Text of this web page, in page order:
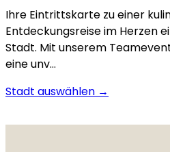
Ihre Eintrittskarte zu einer
Entdeckungsreise im Herzen
Stadt. Mit unserem
eine unv…
Stadt auswählen →